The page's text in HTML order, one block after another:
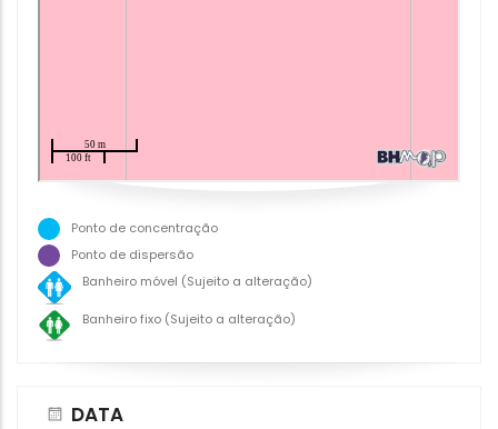
Ponto de concentração
Ponto de dispersão
Banheiro móvel (Sujeito a alteração)
Banheiro fixo (Sujeito a alteração)
DATA